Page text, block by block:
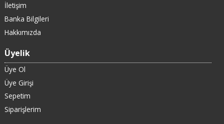
İletişim
Banka Bilgileri
Hakkımızda
Üyelik
Üye Ol
Üye Girişi
Sepetim
Siparişlerim